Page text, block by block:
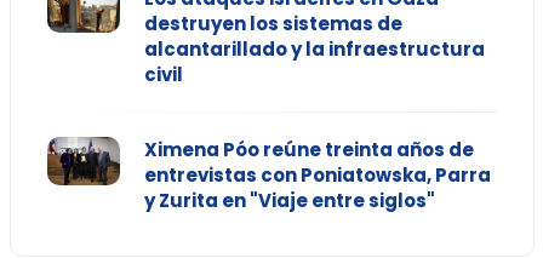
destruyen los sistemas de
alcantarillado y la infraestructura
civil
Ximena Póo reúne treinta años de
entrevistas con Poniatowska, Parra
y Zurita en "Viaje entre siglos"